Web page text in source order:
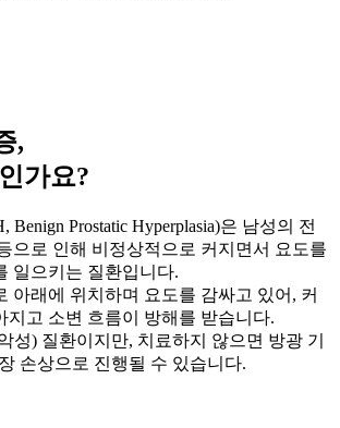
,
가요?
Benign Prostatic Hyperplasia)은 남성의 전
으로 인해 비정상적으로 커지면서 요도를
일으키는 질환입니다.
아래에 위치하며 요도를 감싸고 있어, 커
지고 소변 흐름이 방해를 받습니다.
성) 질환이지만, 치료하지 않으면 방광 기
손상으로 진행될 수 있습니다.